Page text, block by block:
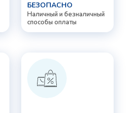
БЕЗОПАСНО
Наличный и безналичный
способы оплаты